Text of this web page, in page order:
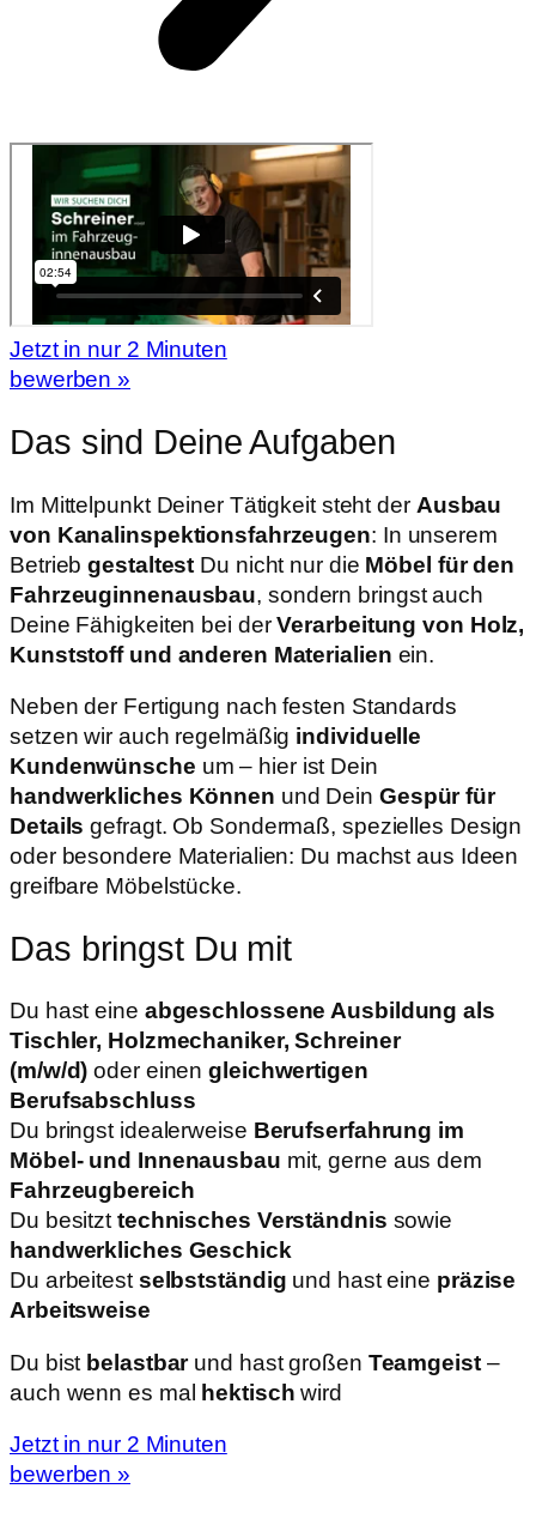
Jetzt in nur 2 Minuten
bewerben »
Das sind Deine Aufgaben
Im Mittelpunkt Deiner Tätigkeit steht der Ausbau
von Kanalinspektionsfahrzeugen: In unserem
Betriebgestaltest Du nicht nur die Möbel für den
Fahrzeuginnenausbau, sondern bringst auch
Deine Fähigkeiten bei derVerarbeitung von Holz,
Kunststoff und anderen Materialien ein.
Neben der Fertigung nach festen Standards
setzen wir auch regelmäßig individuelle
Kundenwünsche um – hier ist Dein
handwerkliches Können und Dein Gespür für
Details gefragt. Ob Sondermaß, spezielles Design
oder besondere Materialien: Du machst aus Ideen
greifbare Möbelstücke.
Das bringst Du mit
Du hast eine abgeschlossene Ausbildung als
Tischler, Holzmechaniker, Schreiner
(m/w/d) oder einengleichwertigen
Berufsabschluss
Du bringst idealerweise Berufserfahrung im
Möbel- und Innenausbau mit, gerne aus dem
Fahrzeugbereich
Du besitzttechnisches Verständnis sowie
handwerkliches Geschick
Du arbeitestselbstständig und hast eine präzise
Arbeitsweise
Du bist belastbarund hast großen Teamgeist–
auch wenn es mal hektisch wird
Jetzt in nur 2 Minuten
bewerben »